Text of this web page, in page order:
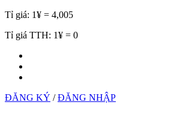
Tỉ giá: 1¥ = 4,005
Tỉ giá TTH: 1¥ = 0
ĐĂNG KÝ /ĐĂNG NHẬP